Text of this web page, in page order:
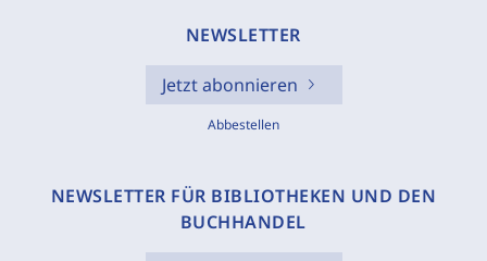
NEWSLETTER
Jetzt abonnieren
Abbestellen
NEWSLETTER FÜR BIBLIOTHEKEN UND DEN
BUCHHANDEL